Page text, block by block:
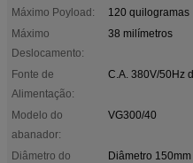
Máximo Poyload:
120 quilogramas
Máximo
Deslocamento:
38 milímetros
Fonte de
Alimentação:
C.A. 380V/50Hz
Modelo do
abanador:
VG300/40
Diâmetro do
Diâmetro 150mm